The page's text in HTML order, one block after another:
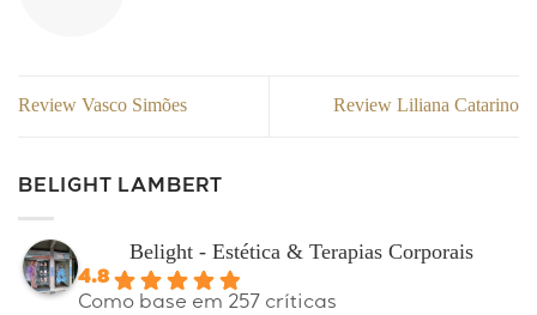
Review Vasco Simões Review Liliana Catarino
BELIGHT LAMBERT
Belight - Estética & Terapias Corporais
4.8
Como base em 257 críticas